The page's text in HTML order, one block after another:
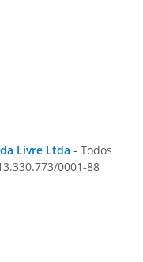
Livre Ltda - Todos
0001-88